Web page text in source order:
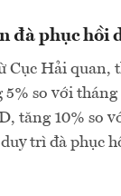
đà phục hồi
Cục Hải quan,
so với
tăng 10% so
trì đà phục